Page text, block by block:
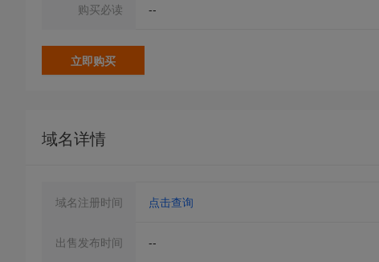
购买必读 --
立即购买
域名详情
域名注册时间 点击查询
出售发布时间 --